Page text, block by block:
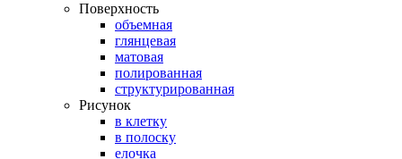
Поверхность
объемная
глянцевая
матовая
полированная
структурированная
Рисунок
в клетку
в полоску
елочка